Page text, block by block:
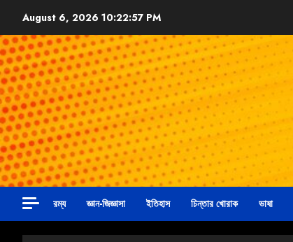
August 6, 2026 10:22:58 PM
রম্য জ্ঞান-জিজ্ঞাসা ইতিহাস চিন্তার খোরাক ভাষা